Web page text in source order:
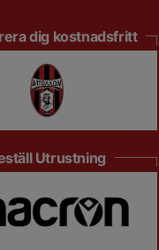
dig kostnadsfritt
Utrustning